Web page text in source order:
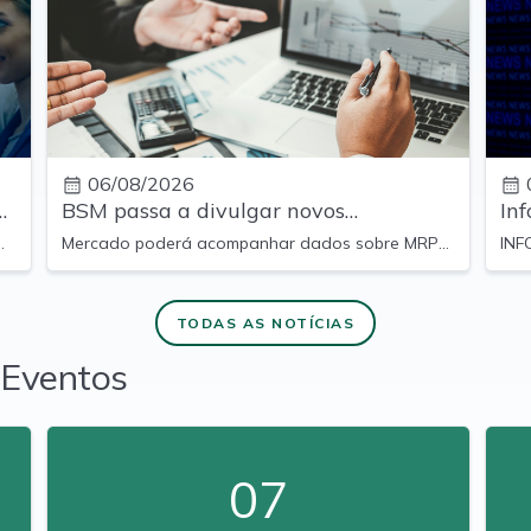
06/08/2026
BSM passa a divulgar novos
indicadores mensais de suas
atividades
Mercado poderá acompanhar dados sobre MRP,
denúncias e atendimento diretamente no site
TODAS AS NOTÍCIAS
Eventos
07